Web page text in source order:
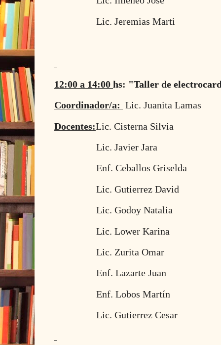
Lic. Jeremias Marti
12:00 a 14:00 hs: "Taller de
Coordinador/a: Lic. Juanita Lamas
Docentes:Lic. Cisterna Silvia
Lic. Javier Jara
Enf. Ceballos Griselda
Lic. Gutierrez David
Lic. Godoy Natalia
Lic. Lower Karina
Lic. Zurita Omar
Enf. Lazarte Juan
Enf. Lobos Martín
Lic. Gutierrez Cesar